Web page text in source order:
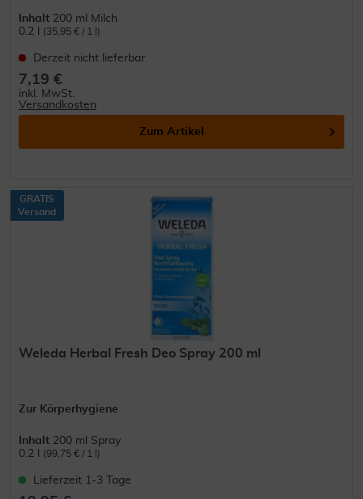
Inhalt 200 ml Milch
0.2 l
(35,95 € / 1 l)
Derzeit nicht lieferbar
7,19 €
inkl. MwSt.
Versandkosten
Zum Artikel
GRATIS
Versand
Weleda Herbal Fresh Deo Spray 200 ml
Zur Körperhygiene
Inhalt 200 ml Spray
0.2 l
(99,75 € / 1 l)
Lieferzeit 1-3 Tage